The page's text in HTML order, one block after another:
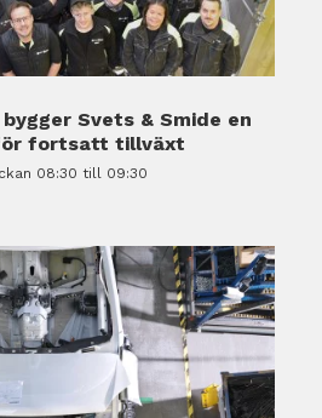
Svets & Smide en
fortsatt tillväxt
08:30 till 09:30